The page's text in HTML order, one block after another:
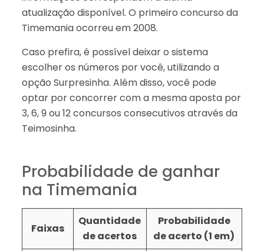
atualização disponível. O primeiro concurso da
Timemania ocorreu em 2008.
Caso prefira, é possível deixar o sistema
escolher os números por você, utilizando a
opção Surpresinha. Além disso, você pode
optar por concorrer com a mesma aposta por
3, 6, 9 ou 12 concursos consecutivos através da
Teimosinha.
Probabilidade de ganhar
na Timemania
Faixas
Quantidade
de acertos
Probabilidade
de acerto (1 em)